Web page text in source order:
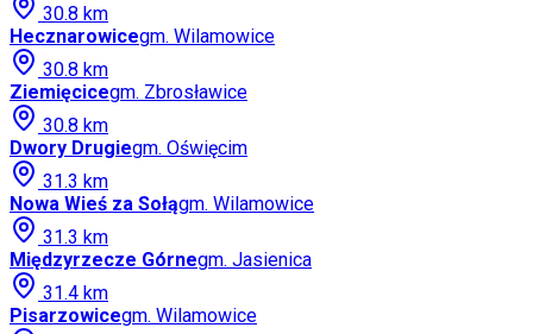
30.8 km
Hecznarowicegm. Wilamowice
30.8 km
Ziemięcicegm. Zbrosławice
30.8 km
Dwory Drugiegm. Oświęcim
31.3 km
Nowa Wieś za Sołągm. Wilamowice
31.3 km
Międzyrzecze Górnegm. Jasienica
31.4 km
Pisarzowicegm. Wilamowice